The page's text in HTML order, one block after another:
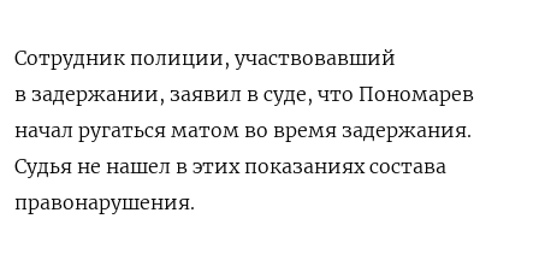
Сотрудник полиции, участвовавший
в задержании, заявил в суде, что Пономарев
начал ругаться матом во время задержания.
Судья не нашел в этих показаниях состава
правонарушения.